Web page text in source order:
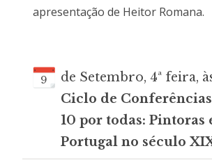
apresentação de Heitor Romana.
9
de Setembro, 4ª feira,
Ciclo de Conferências
10 por todas: Pintoras
Portugal no século